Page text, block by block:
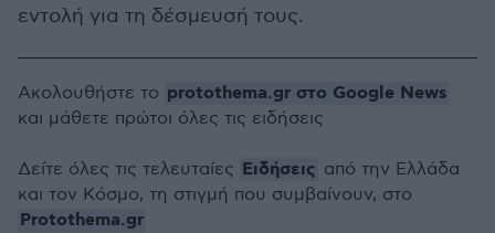
εντολή για τη δέσμευσή τους.
Ακολουθήστε το protothema.gr στο Google News
και μάθετε πρώτοι όλες τις ειδήσεις
Δείτε όλες τις τελευταίες Ειδήσεις από την Ελλάδα
και τον Κόσμο, τη στιγμή που συμβαίνουν, στο
Protothema.gr